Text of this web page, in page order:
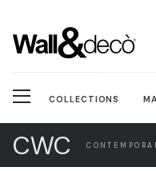
COLLECTIONS
CWC